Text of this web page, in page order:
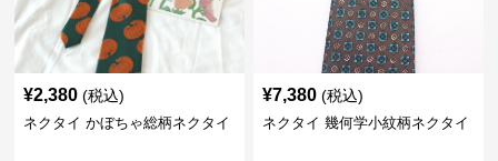
¥2,380 (税込)
ネクタイ かぼちゃ総柄ネクタイ
¥7,380 (税込)
ネクタイ 幾何学小紋柄ネクタイ